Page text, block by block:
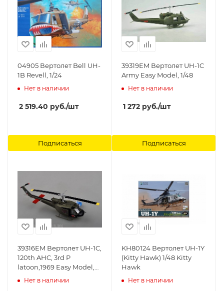
04905 Вертолет Bell UH-
1B Revell, 1/24
Нет в наличии
2 519.40 руб./шт
Подписаться
39319EM Вертолет UH-1C
Army Easy Model, 1/48
Нет в наличии
1 272 руб./шт
Подписаться
39316EM Вертолет UH-1C,
120th AHC, 3rd P
latoon,1969 Easy Model,
1/48Нет в наличии
KH80124 Вертолет UH-1Y
(Kitty Hawk) 1/48 Kitty
Hawk
Нет в наличии